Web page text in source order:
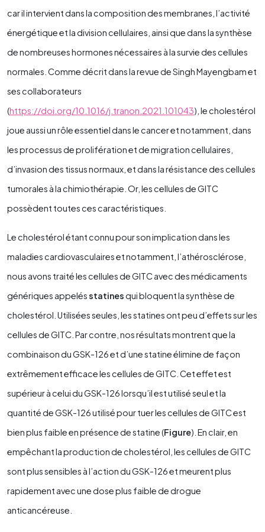
car il intervient dans la composition des membranes, l’activité
énergétique et la division cellulaires, ainsi que dans la synthèse
de nombreuses hormones nécessaires à la survie des cellules
normales. Comme décrit dans la revue de Singh Mayengbam et
ses collaborateurs
(https://doi.org/10.1016/j.tranon.2021.101043), le cholestérol
joue aussi un rôle essentiel dans le cancer et notamment, dans
les processus de prolifération et de migration cellulaires,
d’invasion des tissus normaux, et dans la résistance des cellules
tumorales à la chimiothérapie. Or, les cellules de GITC
possèdent toutes ces caractéristiques.
Le cholestérol étant connu pour son implication dans les
maladies cardiovasculaires et notamment, l’athérosclérose,
nous avons traité les cellules de GITC avec des médicaments
génériques appelésstatinesqui bloquent la synthèse de
cholestérol. Utilisées seules, les statines ont peu d’effets sur les
cellules de GITC. Par contre, nos résultats montrent que la
combinaison du GSK-126 et d’une statine élimine de façon
extrêmement efficace les cellules de GITC. Cet effet est
supérieur à celui du GSK-126 lorsqu’il est utilisé seul et la
quantité de GSK-126 utilisé pour tuer les cellules de GITC est
bien plus faible en présence de statine (Figure). En clair, en
empêchant la production de cholestérol, les cellules de GITC
sont plus sensibles à l’action du GSK-126 et meurent plus
rapidement avec une dose plus faible de drogue
anticancéreuse.